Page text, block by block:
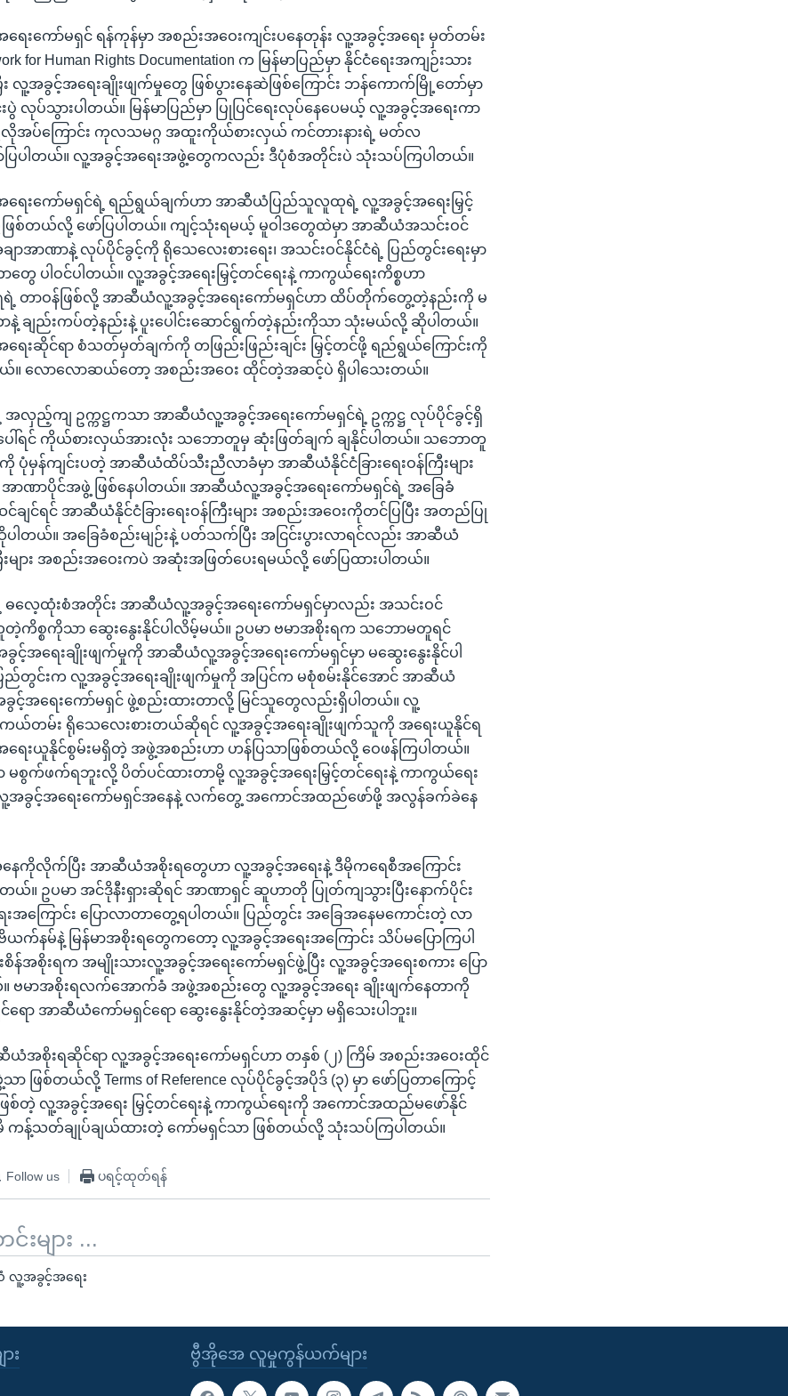
းကော်မရှင် ရန်ကုန်မှာ အစည်းအဝေးကျင်းပနေတုန်း လူ့အခွင့်အရေး မှတ်တမ်း
for Human Rights Documentation က မြန်မာပြည်မှာ နိုင်ငံရေးအကျဉ်းသား
ြီး လူ့အခွင့်အရေးချိုးဖျက်မှုတွေ ဖြစ်ပွားနေဆဲဖြစ်ကြောင်း ဘန်ကောက်မြို့တော်မှာ
ပွဲ လုပ်သွားပါတယ်။ မြန်မာပြည်မှာ ပြုပြင်ရေးလုပ်နေပေမယ့် လူ့အခွင့်အရေးကာ
အပ်ကြောင်း ကုလသမဂ္ဂ အထူးကိုယ်စားလှယ် ကင်တားနားရဲ့ မတ်လ
ာ်ပြပါတယ်။ လူ့အခွင့်အရေးအဖွဲ့တွေကလည်း ဒီပုံစံအတိုင်းပဲ သုံးသပ်ကြပါတယ်။
းကော်မရှင်ရဲ့ ရည်ရွယ်ချက်ဟာ အာဆီယံပြည်သူလူထုရဲ့ လူ့အခွင့်အရေးမြှင့်
စ်တယ်လို့ ဖော်ပြပါတယ်။ ကျင့်သုံးရမယ့် မူဝါဒတွေထဲမှာ အာဆီယံအသင်းဝင်
ာအာဏာနဲ့ လုပ်ပိုင်ခွင့်ကို ရိုသေလေးစားရေး၊ အသင်းဝင်နိုင်ငံရဲ့ ပြည်တွင်းရေးမှာ
တွေ ပါဝင်ပါတယ်။ လူ့အခွင့်အရေးမြှင့်တင်ရေးနဲ့ ကာကွယ်ရေးကိစ္စဟာ
တာဝန်ဖြစ်လို့ အာဆီယံလူ့အခွင့်အရေးကော်မရှင်ဟာ ထိပ်တိုက်တွေ့တဲ့နည်းကို မ
ချည်းကပ်တဲ့နည်းနဲ့ ပူးပေါင်းဆောင်ရွက်တဲ့နည်းကိုသာ သုံးမယ်လို့ ဆိုပါတယ်။
းဆိုင်ရာ စံသတ်မှတ်ချက်ကို တဖြည်းဖြည်းချင်း မြှင့်တင်ဖို့ ရည်ရွယ်ကြောင်းကို
ယ်။ လောလောဆယ်တော့ အစည်းအဝေး ထိုင်တဲ့အဆင့်ပဲ ရှိပါသေးတယ်။
ည့်ကျ ဥက္ကဋ္ဌကသာ အာဆီယံလူ့အခွင့်အရေးကော်မရှင်ရဲ့ ဥက္ကဋ္ဌ လုပ်ပိုင်ခွင့်ရှိ
ေါ်ရင် ကိုယ်စားလှယ်အားလုံး သဘောတူမှ ဆုံးဖြတ်ချက် ချနိုင်ပါတယ်။ သဘောတူ
ပုံမှန်ကျင်းပတဲ့ အာဆီယံထိပ်သီးညီလာခံမှာ အာဆီယံနိုင်ငံခြားရေးဝန်ကြီးများ
ာဏာပိုင်အဖွဲ့ ဖြစ်နေပါတယ်။ အာဆီယံလူ့အခွင့်အရေးကော်မရှင်ရဲ့ အခြေခံ
င်ချင်ရင် အာဆီယံနိုင်ငံခြားရေးဝန်ကြီးများ အစည်းအဝေးကိုတင်ပြပြီး အတည်ပြု
တယ်။ အခြေခံစည်းမျဉ်းနဲ့ ပတ်သက်ပြီး အငြင်းပွားလာရင်လည်း အာဆီယံ
ြီးများ အစည်းအဝေးကပဲ အဆုံးအဖြတ်ပေးရမယ်လို့ ဖော်ပြထားပါတယ်။
လေ့ထုံးစံအတိုင်း အာဆီယံလူ့အခွင့်အရေးကော်မရှင်မှာလည်း အသင်းဝင်
ကိစ္စကိုသာ ဆွေးနွေးနိုင်ပါလိမ့်မယ်။ ဥပမာ ဗမာအစိုးရက သဘောမတူရင်
ခွင့်အရေးချိုးဖျက်မှုကို အာဆီယံလူ့အခွင့်အရေးကော်မရှင်မှာ မဆွေးနွေးနိုင်ပါ
ပြည်တွင်းက လူ့အခွင့်အရေးချိုးဖျက်မှုကို အပြင်က မစုံစမ်းနိုင်အောင် အာဆီယံ
အရေးကော်မရှင် ဖွဲ့စည်းထားတာလို့ မြင်သူတွေလည်းရှိပါတယ်။ လူ့
ယ်တမ်း ရိုသေလေးစားတယ်ဆိုရင် လူ့အခွင့်အရေးချိုးဖျက်သူကို အရေးယူနိုင်ရ
ရေးယူနိုင်စွမ်းမရှိတဲ့ အဖွဲ့အစည်းဟာ ဟန်ပြသာဖြစ်တယ်လို့ ဝေဖန်ကြပါတယ်။
ာ မစွက်ဖက်ရဘူးလို့ ပိတ်ပင်ထားတာမို့ လူ့အခွင့်အရေးမြှင့်တင်ရေးနဲ့ ကာကွယ်ရေး
ခွင့်အရေးကော်မရှင်အနေနဲ့ လက်တွေ့ အကောင်အထည်ဖော်ဖို့ အလွန်ခက်ခဲနေ
နေကိုလိုက်ပြီး အာဆီယံအစိုးရတွေဟာ လူ့အခွင့်အရေးနဲ့ ဒီမိုကရေစီအကြောင်း
ါတယ်။ ဥပမာ အင်ဒိုနီးရှားဆိုရင် အာဏာရှင် ဆူဟာတို ပြုတ်ကျသွားပြီးနောက်ပိုင်း
အကြောင်း ပြောလာတာတွေ့ရပါတယ်။ ပြည်တွင်း အခြေအနေမကောင်းတဲ့ လာ
ဗိယက်နမ်နဲ့ မြန်မာအစိုးရတွေကတော့ လူ့အခွင့်အရေးအကြောင်း သိပ်မပြောကြပါ
စိန်အစိုးရက အမျိုးသားလူ့အခွင့်အရေးကော်မရှင်ဖွဲ့ပြီး လူ့အခွင့်အရေးစကား ပြော
။ ဗမာအစိုးရလက်အောက်ခံ အဖွဲ့အစည်းတွေ လူ့အခွင့်အရေး ချိုးဖျက်နေတာကို
ရော အာဆီယံကော်မရှင်ရော ဆွေးနွေးနိုင်တဲ့အဆင့်မှာ မရှိသေးပါဘူး။
အစိုးရဆိုင်ရာ လူ့အခွင့်အရေးကော်မရှင်ဟာ တနှစ် (၂) ကြိမ် အစည်းအဝေးထိုင်
ဖြစ်တယ်လို့ Terms of Reference လုပ်ပိုင်ခွင့်အပိုဒ် (၃) မှာ ဖော်ပြတာကြောင့်
စ်တဲ့ လူ့အခွင့်အရေး မြှင့်တင်ရေးနဲ့ ကာကွယ်ရေးကို အကောင်အထည်မဖော်နိုင်
ကန့်သတ်ချုပ်ချယ်ထားတဲ့ ကော်မရှင်သာ ဖြစ်တယ်လို့ သုံးသပ်ကြပါတယ်။
Follow us ပရင့်ထုတ်ရန်
များ ...
လူ့အခွင့်အရေး
ဗွီအိုအေ လူမှုကွန်ယက်များ
း